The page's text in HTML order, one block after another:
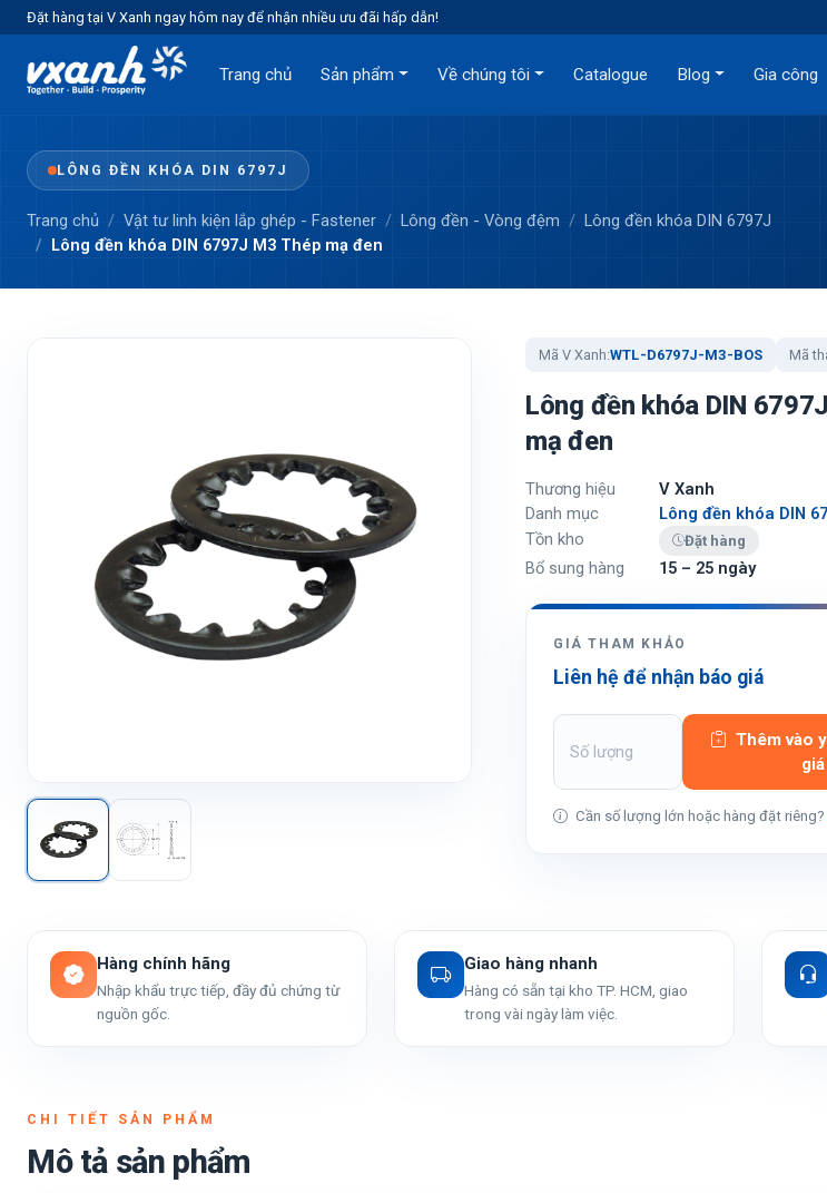
Đặt hàng tại V Xanh ngay hôm nay để nhận nhiều ưu đãi hấp dẫn!
Trang chủ Sản phẩm Về chúng tôi Catalogue Blog Gia công
LÔNG ĐỀN KHÓA DIN 6797J
Trang chủ Vật tư linh kiện lắp ghép - Fastener Lông đền - Vòng đệm
Lông đền khóa DIN 6797J
Lông đền khóa DIN 6797J M3 Thép mạ đen
Mã V Xanh:WTL-D6797J-M3-BOS Mã
Lông đền khóa DIN
mạ đen
Thương hiệu
V Xanh
Danh mục
Lông đền khóa DIN
Tồn kho
Đặt hàng
Bổ sung hàng 15 – 25 ngày
GIÁ THAM KHẢO
Liên hệ để nhận báo giá
Thêm vào
giá
Cần số lượng lớn hoặc hàng đặt riêng?
Hàng chính hãng
Nhập khẩu trực tiếp, đầy đủ chứng từ
nguồn gốc.
Giao hàng nhanh
Hàng có sẵn tại kho TP. HCM, giao
trong vài ngày làm việc.
CHI TIẾT SẢN PHẨM
Mô tả sản phẩm